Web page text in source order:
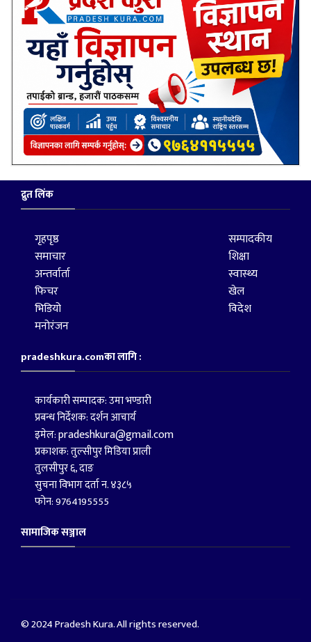
द्रुत लिंक
गृहपृष्ठ
समाचार
अन्तर्वार्ता
फिचर
भिडियो
मनोरंजन
सम्पादकीय
शिक्षा
स्वास्थ्य
खेल
विदेश
pradeshkura.comका लागि :
कार्यकारी सम्पादक: उमा भण्डारी
प्रबन्ध निर्देशक: दर्शन आचार्य
इमेल:pradeshkura@gmail.com
प्रकाशक: तुल्सीपुर मिडिया प्राली
तुलसीपुर ६, दाङ
सुचना विभाग दर्ता न. ४३८५
फोन: 9764195555
सामाजिक सञ्जाल
© 2024 Pradesh Kura. All rights reserved.